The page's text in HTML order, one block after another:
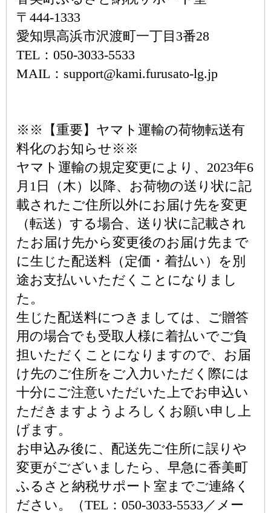
〒444-1333
愛知県高浜市沢渡町一丁目3番28
TEL：050-3033-5533
MAIL：support@kami.furusato-lg.jp
※※【重要】ヤマト運輸の荷物転送有
料化のお知らせ※※
ヤマト運輸の規定変更により、2023年6
月1日（木）以降、お荷物の送り状に記
載されたご住所以外にお届け先を変更
（転送）する場合、送り状に記載され
たお届け先から変更後のお届け先まで
に生じた配送料（定価・着払い）を別
途お支払いいただくことになりまし
た。
生じた配送料につきましては、ご贈答
用の場合でも受取人様に着払いでご負
担いただくことになりますので、お届
け先のご住所をご入力いただく際には
十分にご注意いただいた上でお申込い
ただきますようよろしくお願い申し上
げます。
お申込み後に、配送先ご住所に誤りや
変更がございましたら、早急に香美町
ふるさと納税サポート室までご連絡く
ださい。（TEL：050-3033-5533／メー